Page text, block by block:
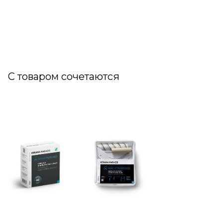
С товаром сочетаются